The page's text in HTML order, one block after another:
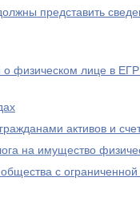
представить
о физическом лице в
активов и
на имущество
с ограниченной